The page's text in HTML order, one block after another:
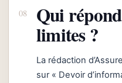
Qui
limites ?
La rédaction
sur « Devoir